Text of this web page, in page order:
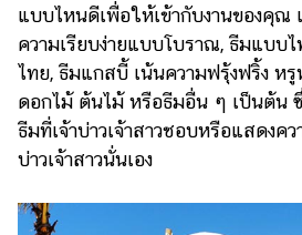
เรียน
เลข
ออนไลน์
ติดต่อ
โฆษณา
ปัญหา
แบบไหนดีเพื่อให้เข้ากับงานของคุณ
ความเรียบง่ายแบบโบราณ, ธีมแบบ
ไทย, ธีมแกสบี้ เน้นความฟรุ้งฟริ้ง ห
ดอกไม้ ต้นไม้ หรือธีมอื่น ๆ เป็นต้น
ธีมที่เจ้าบ่าวเจ้าสาวชอบหรือแสดงค
บ่าวเจ้าสาวนั่นเอง